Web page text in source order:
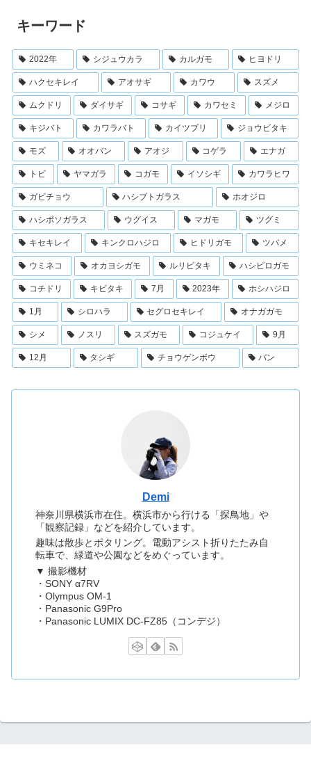
キーワード
2022年 シジュウカラ カルガモ ヒヨドリ
ハクセキレイ アオサギ カワウ スズメ
ムクドリ ダイサギ コサギ カワセミ メジロ
キジバト カワラバト カイツブリ ジョウビタキ
モズ オオバン アオジ コゲラ エナガ
トビ ヤマガラ コガモ イソシギ カワラヒワ
ガビチョウ ハシブトガラス ホオジロ
ハシボソガラス ウグイス マガモ ツグミ
キセキレイ キンクロハジロ ヒドリガモ ツバメ
ウミネコ オカヨシガモ ルリビタキ ハシビロガモ
コチドリ キビタキ 7月 2023年 ホシハジロ
1月 シロハラ セグロセキレイ オナガガモ
シメ ノスリ スズガモ コジュケイ 9月
12月 タシギ チョウゲンボウ バン
Demi
神奈川県横浜市在住。横浜市から行ける「探鳥地」や
「観察記録」などを紹介しています。
趣味は散歩とポタリング。電動アシスト折りたたみ自
転車で、緑道や公園などをめぐっています。
▼ 撮影機材
・SONY α7RV
・Olympus OM-1
・Panasonic G9Pro
・Panasonic LUMIX DC-FZ85（コンデジ）